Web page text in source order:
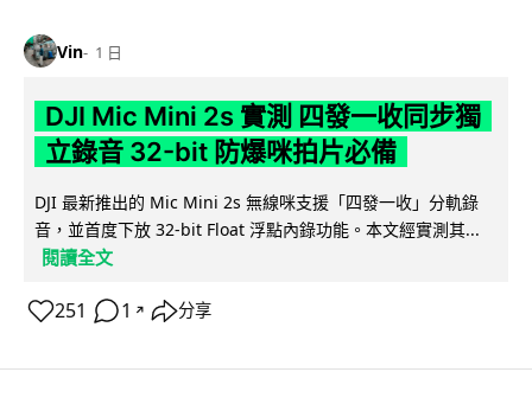
Vin 1 日
DJI Mic Mini 2s 實測 四發一收同步獨
立錄音 32-bit 防爆咪拍片必備
DJI 最新推出的 Mic Mini 2s 無線咪支援「四發一收」分軌錄
音，並首度下放 32-bit Float 浮點內錄功能。本文經實測其...
閱讀全文
251 1 ↗ 分享